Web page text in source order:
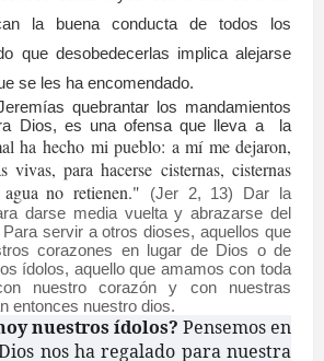
la buena conducta de todos los
que desobedecerlas implica alejarse
se les ha encomendado.
quebrantar los mandamientos
Dios, es una ofensa que lleva a
la
ha hecho mi pueblo: a mí me dejaron,
vivas, para hacerse cisternas, cisternas
no retienen." (Jer 2, 13) Dar la
darse media vuelta y abrazarse del
servir a otros dioses, aquellos que
corazones en lugar de Dios o de
ídolos, aquello que amamos con toda
nuestro corazón y con nuestras
entonces nuestro dios.
nuestros ídolos? Pensemos en
nos ha regalado para nuestra